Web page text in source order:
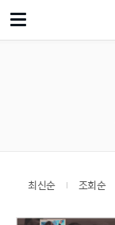
최신순 조회순